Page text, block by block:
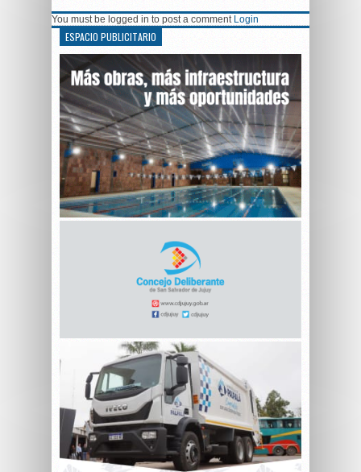
You must be logged in to post a comment Login
ESPACIO PUBLICITARIO